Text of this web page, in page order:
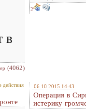
в
(4062)
2
действия 06.10.2015 14:43
Операция в
истерику